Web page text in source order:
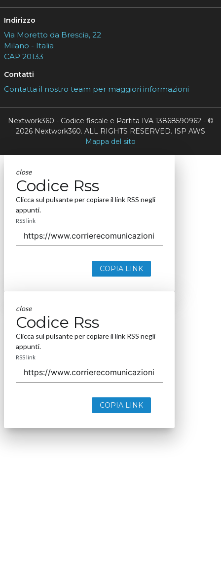
Indirizzo
Via Moretto da Brescia, 22
Milano - Italia
CAP 20133
Contatti
Contatta il nostro team per maggiori informazioni
Nextwork360 - Codice fiscale e Partita IVA 13868590962 - ©
2026 Nextwork360. ALL RIGHTS RESERVED. ISP AWS
Mappa del sito
close
Codice Rss
Clicca sul pulsante per copiare il link RSS negli
appunti.
RSS link
COPIA LINK
close
Codice Rss
Clicca sul pulsante per copiare il link RSS negli
appunti.
RSS link
COPIA LINK